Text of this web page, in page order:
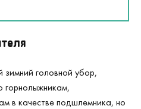
головной убор,
горнолыжникам,
в качестве подшлемника, но